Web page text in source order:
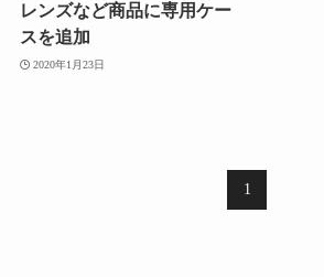
レンズなど商品に専用ケー
スを追加
2020年1月23日
1